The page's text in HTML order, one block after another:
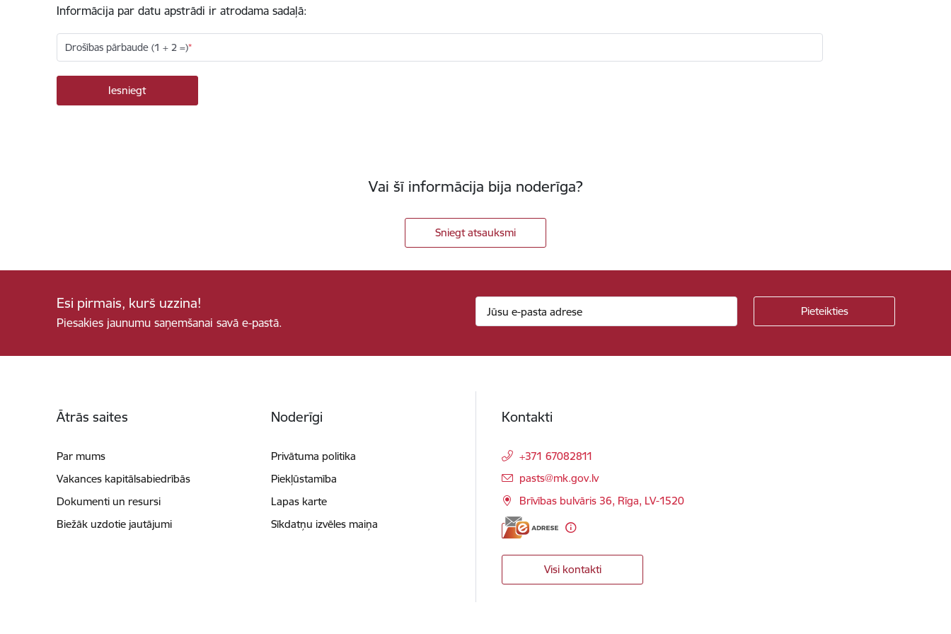
Informācija par datu apstrādi ir atrodama sadaļā:
Drošības pārbaude (1 + 2 =)
Vai šī informācija bija noderīga?
Sniegt atsauksmi
Esi pirmais, kurš uzzina!
Piesakies jaunumu saņemšanai savā e-pastā.
Ātrās saites
Par mums
Vakances kapitālsabiedrībās
Dokumenti un resursi
Biežāk uzdotie jautājumi
Noderīgi
Privātuma politika
Piekļūstamība
Lapas karte
Sīkdatņu izvēles maiņa
Kontakti
+371 67082811
E-pasts:
pasts@mk.gov.lv
Brīvības bulvāris 36, Rīga, LV-1520
Visi kontakti